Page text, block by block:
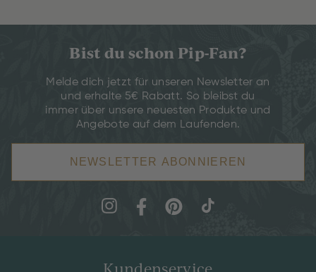
Bist du schon Pip-Fan?
Melde dich jetzt für unseren Newsletter an
und erhalte 5€ Rabatt. So bleibst du
immer über unsere neuesten Produkte und
Angebote auf dem Laufenden.
NEWSLETTER ABONNIEREN
Kundenservice